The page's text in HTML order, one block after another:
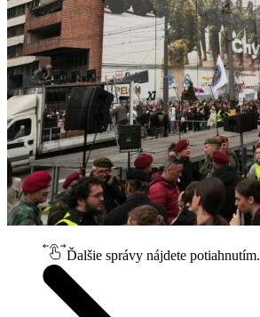
Ďalšie správy nájdete potiahnutím.